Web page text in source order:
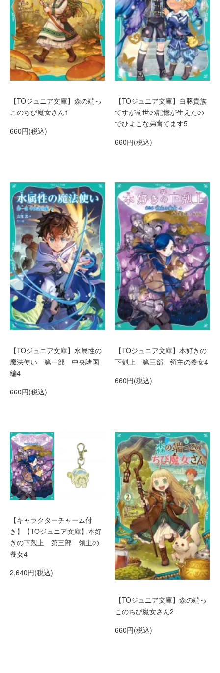
【TOジュニア文庫】森の端っ
このちび魔女さん1
660円(税込)
【TOジュニア文庫】白豚貴族
ですが前世の記憶が生えたの
でひよこな弟育てます5
660円(税込)
【TOジュニア文庫】水属性の
魔法使い 第一部 中央諸国
編4
660円(税込)
【TOジュニア文庫】本好きの
下剋上 第三部 領主の養女4
660円(税込)
【キャラクターチャーム付
き】【TOジュニア文庫】本好
きの下剋上 第三部 領主の
養女4
2,640円(税込)
【TOジュニア文庫】森の端っ
このちび魔女さん2
660円(税込)